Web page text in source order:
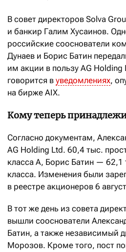
В совет директоров Solva
и банкир Галим Хусаинов.
российские сооснователи
Дунаев и Борис Батин
им акции в пользу AG
говорится в уведомлениях,
на бирже AIX.
Кому теперь
Согласно документам,
AG Holding Ltd. 60,4 тыс.
класса A, Борис Батин — 62,1
класса. Изменения были
в реестре акционеров 6
В тот же день из совета
вышли сооснователи
Батин, а также независимый
Морозов. Кроме того, пост